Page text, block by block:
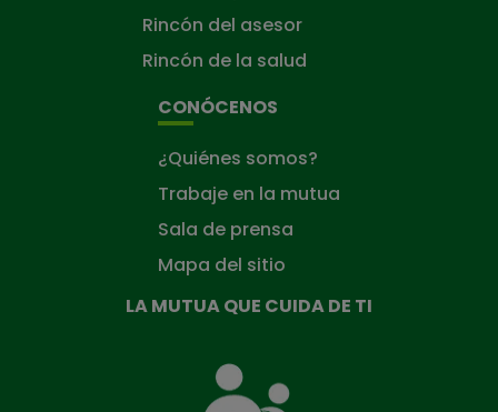
Rincón del asesor
Rincón de la salud
CONÓCENOS
¿Quiénes somos?
Trabaje en la mutua
Sala de prensa
Mapa del sitio
LA MUTUA QUE CUIDA DE TI
Mutua
que